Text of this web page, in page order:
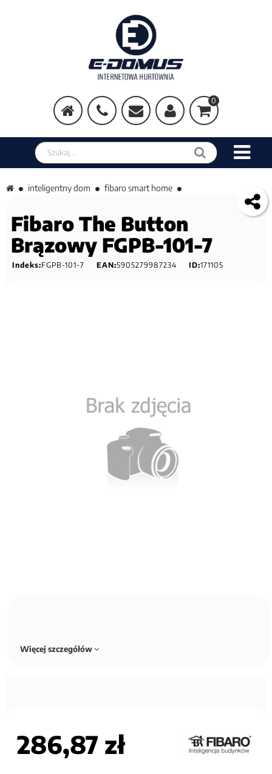
0
Szukaj w sklepie
inteligentny dom fibaro smart home
Fibaro The Button
Brązowy FGPB-101-7
Indeks:FGPB-101-7 EAN:5905279987234 ID:171105
Więcej szczegółów
286,87 zł